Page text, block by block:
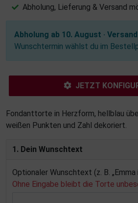
Abholung, Lieferung & Versand
Abholung ab 10. August ·
Wunschtermin wählst du im
JETZT
Fondanttorte in Herzform, hellblau
weißen Punkten und Zahl dekoriert.
1. Dein Wunschtext
Optionaler Wunschtext (z. B. „Emma
Ohne Eingabe bleibt die Torte